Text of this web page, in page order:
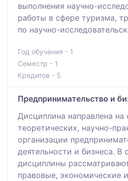
выполнения научно-
работы в сфере туризма,
по научно-
Год обучения - 1
Семестр - 1
Кредитов - 5
Предпринимательство и
Дисциплина направлена
теоретических, научно-
организации
деятельности и бизнеса. В
дисциплины
правовые, экономические